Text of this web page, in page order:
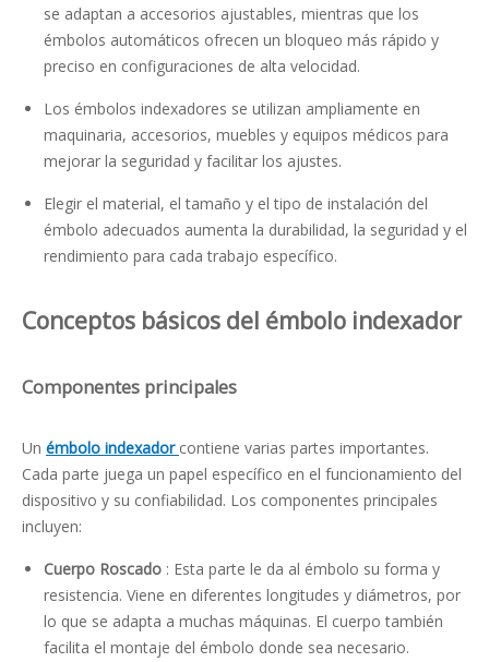
se adaptan a accesorios ajustables, mientras que los
émbolos automáticos ofrecen un bloqueo más rápido y
preciso en configuraciones de alta velocidad.
Los émbolos indexadores se utilizan ampliamente en
maquinaria, accesorios, muebles y equipos médicos para
mejorar la seguridad y facilitar los ajustes.
Elegir el material, el tamaño y el tipo de instalación del
émbolo adecuados aumenta la durabilidad, la seguridad y el
rendimiento para cada trabajo específico.
Conceptos básicos del émbolo indexador
Componentes principales
Un émbolo indexador contiene varias partes importantes.
Cada parte juega un papel específico en el funcionamiento del
dispositivo y su confiabilidad. Los componentes principales
incluyen:
Cuerpo Roscado : Esta parte le da al émbolo su forma y
resistencia. Viene en diferentes longitudes y diámetros, por
lo que se adapta a muchas máquinas. El cuerpo también
facilita el montaje del émbolo donde sea necesario.